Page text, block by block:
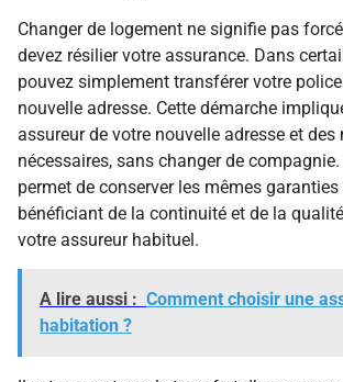
Changer de logement ne signifie pas
devez résilier votre assurance. Dans
pouvez simplement transférer votre
nouvelle adresse. Cette démarche
assureur de votre nouvelle adresse et
nécessaires, sans changer de
permet de conserver les mêmes
bénéficiant de la continuité et de la
votre assureur habituel.
A lire aussi : Comment choisir une
habitation ?